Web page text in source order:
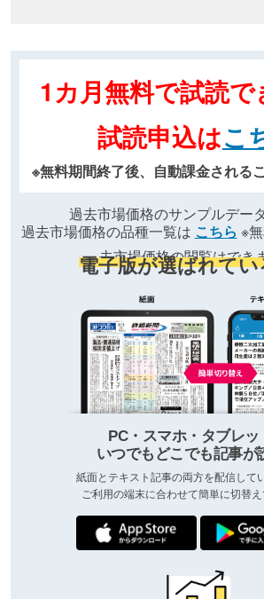
1カ月無料で試読で
試読申込はこ
※無料期間終了後、自動課金される
過去市場価格のサンプルデー
過去市場価格の品種一覧は こちら ※
去市場価格の閲覧はでき
電子版が選ばれてい
PC・スマホ・タブレッ
いつでもどこでも記事が
紙面とテキスト記事の両方を配信して
ご利用の端末に合わせて簡単に切替え